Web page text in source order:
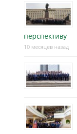
перспективу
10 месяцев назад